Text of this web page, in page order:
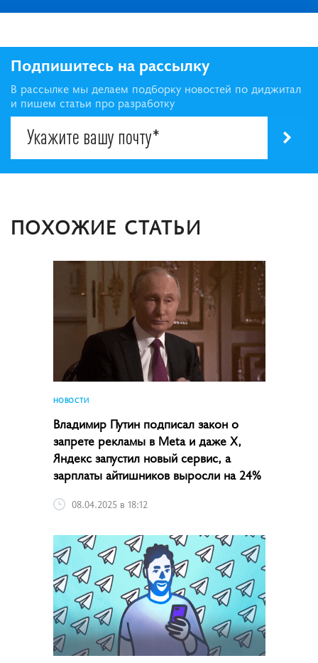
Подпишитесь на рассылку
В рассылке мы делаем подборку новостей по диджитал
и пишем статьи про разработку
ПОХОЖИЕ СТАТЬИ
НОВОСТИ
Владимир Путин подписал закон о
запрете рекламы в Meta и даже X,
Яндекс запустил новый сервис, а
зарплаты айтишников выросли на 24%
08.04.2025 в 18:12